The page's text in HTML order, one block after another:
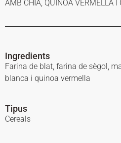
AMB CHIA, QUINOA VERMELLA I
Ingredients
Farina de blat, farina de sègol,
blanca i quinoa vermella
Tipus
Cereals